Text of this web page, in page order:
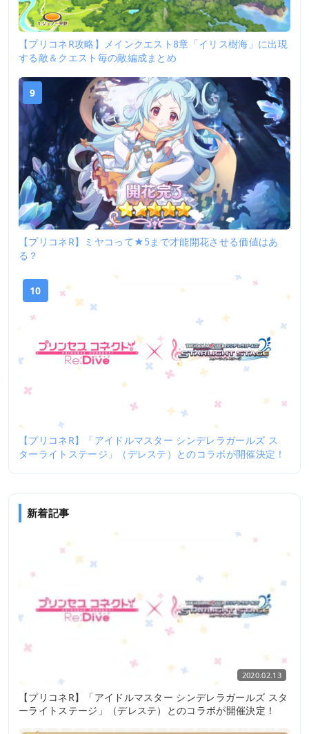
【プリコネR攻略】メインクエスト8章「イリス樹海」に出現
する敵＆クエスト毎の敵編成まとめ
9
【プリコネR】ミヤコって★5まで才能開花させる価値はあ
る？
10
【プリコネR】「アイドルマスター シンデレラガールズ ス
ターライトステージ」（デレステ）とのコラボが開催決定！
新着記事
2020.02.13
【プリコネR】「アイドルマスター シンデレラガールズ スタ
ーライトステージ」（デレステ）とのコラボが開催決定！